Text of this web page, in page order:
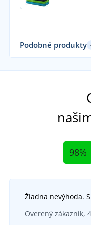
Podobné produkty
98%
Žiadna nevýhoda.
Overený zákazník,